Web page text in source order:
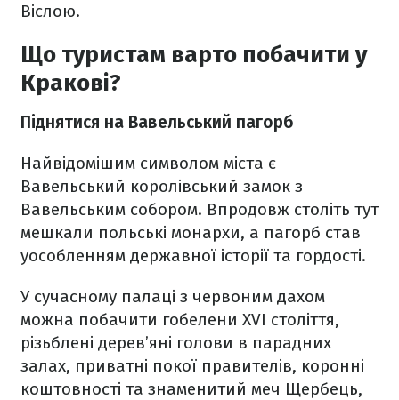
Віслою.
Що туристам варто побачити у
Кракові?
Піднятися на Вавельський пагорб
Найвідомішим символом міста є
Вавельський королівський замок з
Вавельським собором. Впродовж століть тут
мешкали польські монархи, а пагорб став
уособленням державної історії та гордості.
У сучасному палаці з червоним дахом
можна побачити гобелени XVI століття,
різьблені дерев’яні голови в парадних
залах, приватні покої правителів, коронні
коштовності та знаменитий меч Щербець,